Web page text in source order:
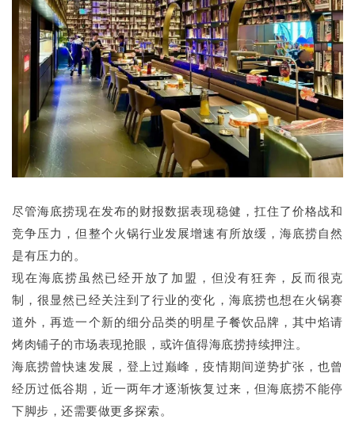
尽管海底捞现在发布的财报数据表现稳健，扛住了价格战和
竞争压力，但整个火锅行业发展增速有所放缓，海底捞自然
是有压力的。
现在海底捞虽然已经开放了加盟，但没有狂奔，反而很克
制，很显然已经关注到了行业的变化，海底捞也想在火锅赛
道外，再造一个新的细分品类的明星子餐饮品牌，其中焰请
烤肉铺子的市场表现抢眼，或许值得海底捞持续押注。
海底捞曾快速发展，登上过巅峰，疫情期间逆势扩张，也曾
经历过低谷期，近一两年才逐渐恢复过来，但海底捞不能停
下脚步，还需要做更多探索。